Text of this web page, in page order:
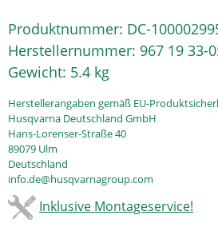
Produktnummer: DC-
Herstellernummer: 967 19 33-
Gewicht: 5.4 kg
Herstellerangaben gemäß EU-
Husqvarna Deutschland GmbH
Hans-Lorenser-Straße 40
89079 Ulm
Deutschland
info.de@husqvarnagroup.com
Inklusive Montageservice!